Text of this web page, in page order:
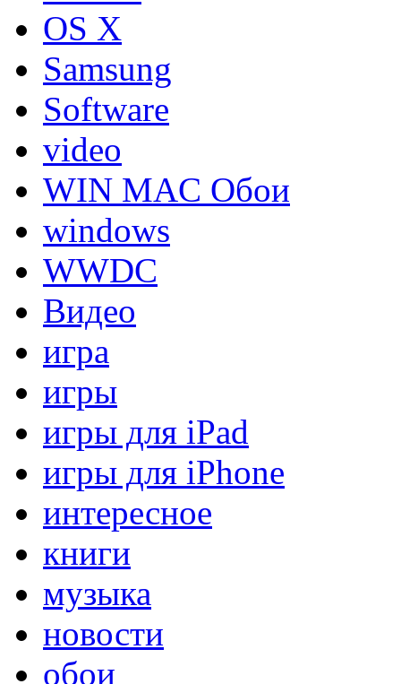
OS X
Samsung
Software
video
WIN MAC Обои
windows
WWDC
Видео
игра
игры
игры для iPad
игры для iPhone
интересное
книги
музыка
новости
обои